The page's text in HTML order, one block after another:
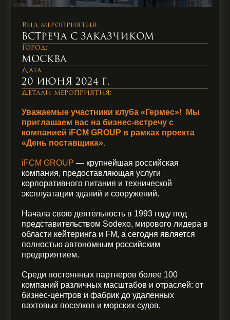
Вид мероприятия:
Встреча с заказчиком
Город:
Москва
Дата:
20 июня 2024 г.
Детали мероприятия:
Уважаемые участники клуба «Гермес»! Мы
приглашаем вас на бизнес-встречу с
компанией iFCM GROUP в рамках проекта
«День поставщика».
iFCM GROUP — крупнейшая российская
компания, предоставляющая услуги
корпоративного питания и технической
эксплуатации зданий и сооружений.
Начала свою деятельность в 1993 году под
представительством Sodexo, мирового лидера в
области кейтеринга и FM, а сегодня является
полностью автономным российским
предприятием.
Среди постоянных партнеров более 100
компаний различных масштабов и отраслей: от
бизнес-центров и фабрик до удаленных
вахтовых поселков и морских судов.